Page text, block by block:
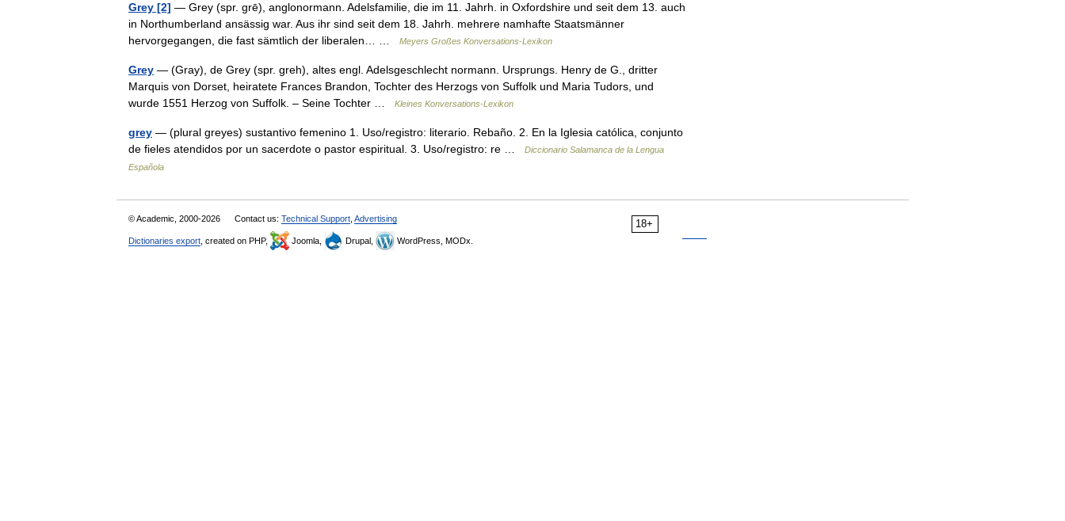
Grey [2] — Grey (spr. grē), anglonormann. Adelsfamilie, die im 11. Jahrh. in Oxfordshire und seit dem 13. auch
in Northumberland ansässig war. Aus ihr sind seit dem 18. Jahrh. mehrere namhafte Staatsmänner
hervorgegangen, die fast sämtlich der liberalen… …
Meyers Großes Konversations-Lexikon
Grey — (Gray), de Grey (spr. greh), altes engl. Adelsgeschlecht normann. Ursprungs. Henry de G., dritter
Marquis von Dorset, heiratete Frances Brandon, Tochter des Herzogs von Suffolk und Maria Tudors, und
wurde 1551 Herzog von Suffolk. – Seine Tochter …
Kleines Konversations-Lexikon
grey — (plural greyes) sustantivo femenino 1. Uso/registro: literario. Rebaño. 2. En la Iglesia católica, conjunto
de fieles atendidos por un sacerdote o pastor espiritual. 3. Uso/registro: re …
Diccionario Salamanca de la Lengua
Española
18+
© Academic, 2000-2026 Contact us: Technical Support Advertising
Dictionaries export , created on PHP, Joomla, Drupal, WordPress, MODx.